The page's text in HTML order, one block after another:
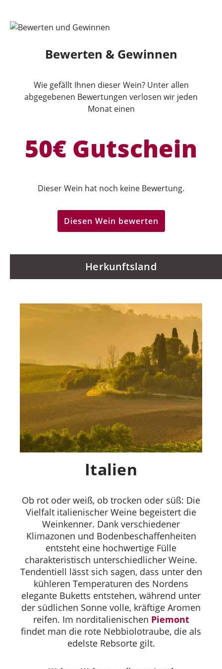
Bewerten & Gewinnen
Wie gefällt Ihnen dieser Wein? Unter allen
abgegebenen Bewertungen verlosen wir jeden
Monat einen
50€ Gutschein
Dieser Wein hat noch keine Bewertung.
Diesen Wein bewerten
Herkunftsland
Italien
Ob rot oder weiß, ob trocken oder süß: Die
Vielfalt italienischer Weine begeistert die
Weinkenner. Dank verschiedener
Klimazonen und Bodenbeschaffenheiten
entsteht eine hochwertige Fülle
charakteristisch unterschiedlicher Weine.
Tendentiell lässt sich sagen, dass unter den
kühleren Temperaturen des Nordens
elegante Buketts entstehen, während unter
der südlichen Sonne volle, kräftige Aromen
reifen. Im norditalienischen Piemont
findet man die rote Nebbiolotraube, die als
edelste Rebsorte gilt.